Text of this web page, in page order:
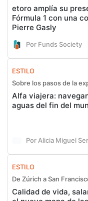
etoro amplía su
Fórmula 1 con una
Pierre Gasly
Por Funds Society
ESTILO
Sobre los pasos de la
Alfa viajera:
aguas del fin del
Por Alicia Miguel
ESTILO
De Zúrich a San
Calidad de vida,